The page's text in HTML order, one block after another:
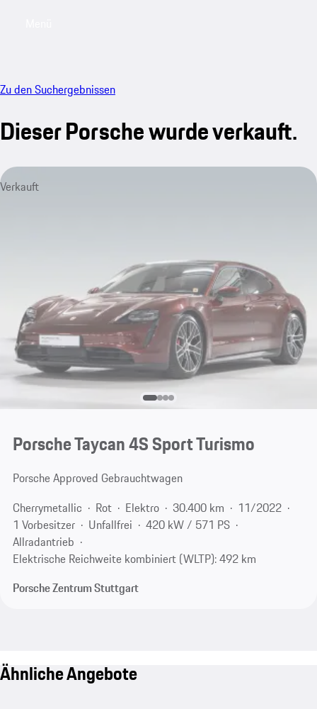
Zu den Suchergebnissen
Dieser Porsche wurde verkauft.
Verkauft
Porsche Taycan 4S Sport Turismo
Porsche Approved Gebrauchtwagen
Cherrymetallic
Rot Elektro 30.400 km
11/2022
1 Vorbesitzer
Unfallfrei
420 kW / 571 PS
Allradantrieb
Elektrische Reichweite kombiniert (WLTP): 492 km
Porsche Zentrum Stuttgart
Ähnliche Angebote